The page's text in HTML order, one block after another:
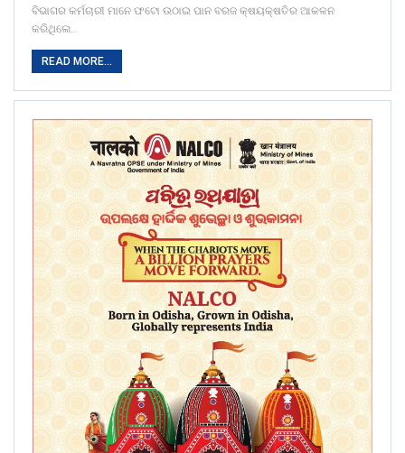
ବିଭାଗର କର୍ମଚାରୀ ମାନେ ଫଟୋ ଉଠାଇ ପାନ ବରଜ କ୍ଷୟକ୍ଷତିର ଆକଳନ
କରିଥିଲେ…
READ MORE...